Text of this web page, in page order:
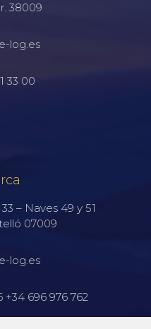
38009
log.es
33 00
– Naves 49 y 51
07009
log.es
+34 696 976 762